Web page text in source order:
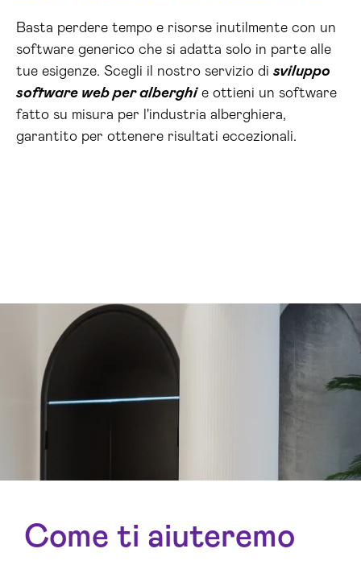
Basta perdere tempo e risorse inutilmente con un
software generico che si adatta solo in parte alle
tue esigenze. Scegli il nostro servizio di sviluppo
software web per alberghie ottieni un software
fatto su misura per l'industria alberghiera,
garantito per ottenere risultati eccezionali.
Come ti aiuteremo